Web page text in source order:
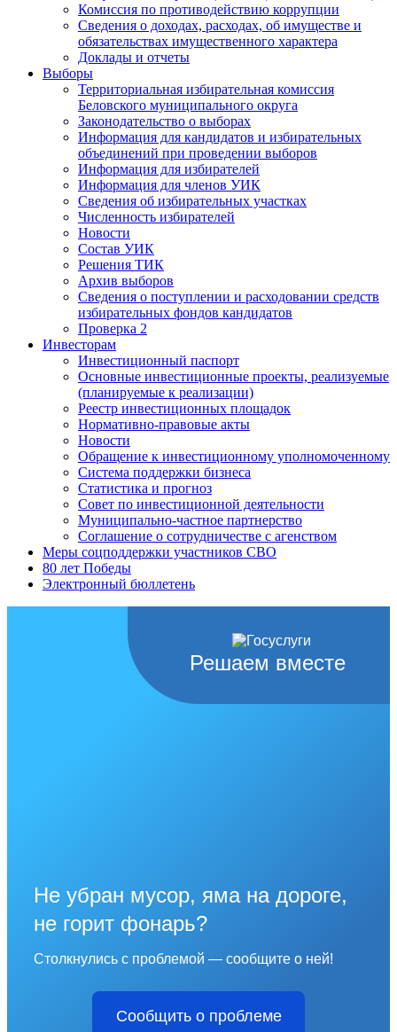
Комиссия по противодействию коррупции
Сведения о доходах, расходах, об имуществе и
обязательствах имущественного характера
Доклады и отчеты
Выборы
Территориальная избирательная комиссия
Беловского муниципального округа
Законодательство о выборах
Информация для кандидатов и избирательных
объединений при проведении выборов
Информация для избирателей
Информация для членов УИК
Сведения об избирательных участках
Численность избирателей
Новости
Состав УИК
Решения ТИК
Архив выборов
Сведения о поступлении и расходовании средств
избирательных фондов кандидатов
Проверка 2
Инвесторам
Инвестиционный паспорт
Основные инвестиционные проекты, реализуемые
(планируемые к реализации)
Реестр инвестиционных площадок
Нормативно-правовые акты
Новости
Обращение к инвестиционному уполномоченному
Система поддержки бизнеса
Статистика и прогноз
Совет по инвестиционной деятельности
Муниципально-частное партнерство
Соглашение о сотрудничестве с агенством
Меры соцподдержки участников СВО
80 лет Победы
Электронный бюллетень
Решаем вместе
Не убран мусор, яма на дороге,
не горит фонарь?
Столкнулись с проблемой — сообщите о ней!
Сообщить о проблеме